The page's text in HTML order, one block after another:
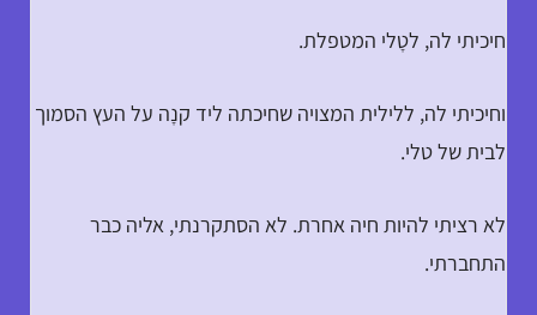
חיכיתי לה, לטָלי המטפלת.
וחיכיתי לה, ללילית המצויה שחיכתה ליד קנָה על העץ הסמוך
לבית של טלי.
לא רציתי להיות חיה אחרת. לא הסתקרנתי, אליה כבר
התחברתי.